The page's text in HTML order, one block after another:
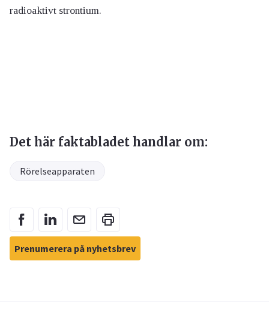
radioaktivt strontium.
Det här faktabladet handlar om:
Rörelseapparaten
Prenumerera på nyhetsbrev